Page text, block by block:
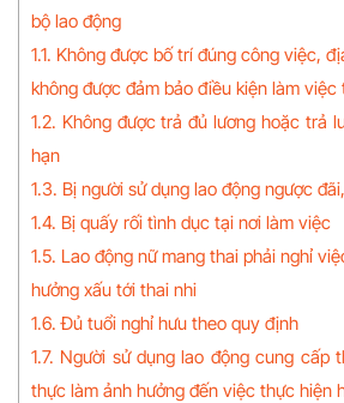
bộ lao động
1.1. Không được bố trí đúng công việc,
không được đảm bảo điều kiện làm
1.2. Không được trả đủ lương hoặc trả
hạn
1.3. Bị người sử dụng lao động ngược
1.4. Bị quấy rối tình dục tại nơi làm việc
1.5. Lao động nữ mang thai phải nghỉ
hưởng xấu tới thai nhi
1.6. Đủ tuổi nghỉ hưu theo quy định
1.7. Người sử dụng lao động cung cấp
thực làm ảnh hưởng đến việc thực hiện